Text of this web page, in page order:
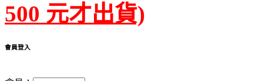
500 元才出貨)
會員登入